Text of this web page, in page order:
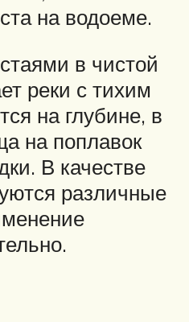
на водоеме.
в чистой
реки с тихим
на глубине, в
на поплавок
В качестве
различные